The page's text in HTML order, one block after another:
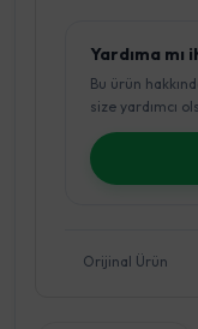
Yardıma mı
Bu ürün
size yardımcı
Orijinal Ürün